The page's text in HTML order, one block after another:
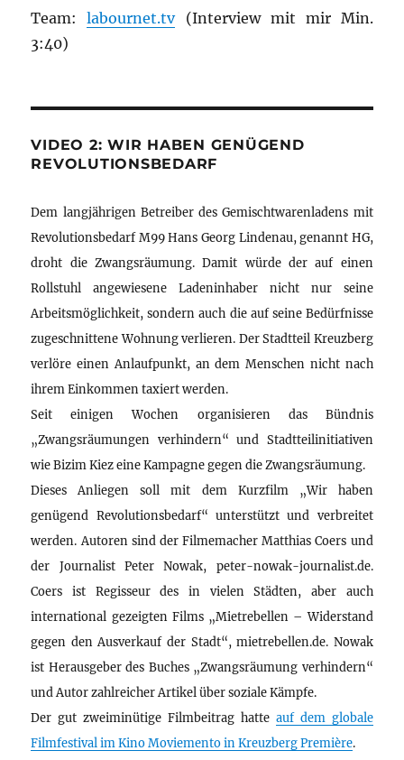
Team:labournet.tv(Interview mit mir Min.
3:40)
VIDEO 2: WIR HABEN GENÜGEND
REVOLUTIONSBEDARF
Dem langjährigen Betreiber des Gemischtwarenladens mit
Revolutionsbedarf M99 Hans Georg Lindenau, genannt HG,
droht die Zwangsräumung. Damit würde der auf einen
Rollstuhl angewiesene Ladeninhaber nicht nur seine
Arbeitsmöglichkeit, sondern auch die auf seine Bedürfnisse
zugeschnittene Wohnung verlieren. Der Stadtteil Kreuzberg
verlöre einen Anlaufpunkt, an dem Menschen nicht nach
ihrem Einkommen taxiert werden.
Seit einigen Wochen organisieren das Bündnis
„Zwangsräumungen verhindern“ und Stadtteilinitiativen
wie Bizim Kiez eine Kampagne gegen die Zwangsräumung.
Dieses Anliegen soll mit dem Kurzfilm „Wir haben
genügend Revolutionsbedarf“ unterstützt und verbreitet
werden. Autoren sind der Filmemacher Matthias Coers und
der Journalist Peter Nowak, peter-nowak-journalist.de.
Coers ist Regisseur des in vielen Städten, aber auch
international gezeigten Films „Mietrebellen – Widerstand
gegen den Ausverkauf der Stadt“, mietrebellen.de. Nowak
ist Herausgeber des Buches „Zwangsräumung verhindern“
und Autor zahlreicher Artikel über soziale Kämpfe.
Der gut zweiminütige Filmbeitrag hatte auf dem globale
Filmfestival im Kino Moviemento in Kreuzberg Première.